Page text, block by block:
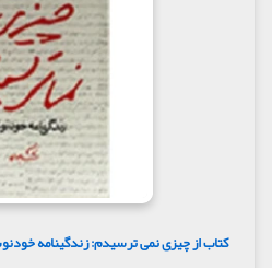
کتاب از چیزی نمی ترسیدم: زندگینامه خودنوشت